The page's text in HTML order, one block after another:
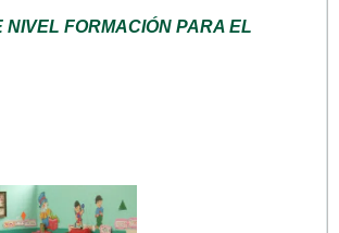
NIVEL FORMACIÓN PARA EL